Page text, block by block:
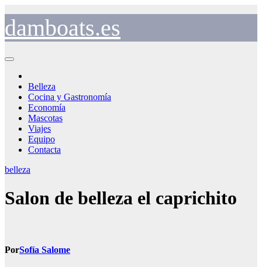
contenido
damboats.es
Belleza
Cocina y Gastronomía
Economía
Mascotas
Viajes
Equipo
Contacta
belleza
Salon de belleza el caprichito
PorSofía Salome